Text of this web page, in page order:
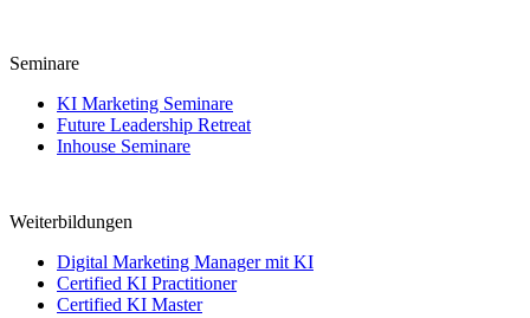
Seminare
KI Marketing Seminare
Future Leadership Retreat
Inhouse Seminare
Weiterbildungen
Digital Marketing Manager mit KI
Certified KI Practitioner
Certified KI Master